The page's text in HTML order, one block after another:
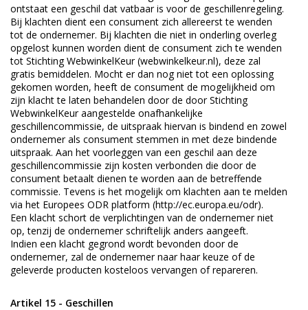
ontstaat een geschil dat vatbaar is voor de geschillenregeling.
Bij klachten dient een consument zich allereerst te wenden
tot de ondernemer. Bij klachten die niet in onderling overleg
opgelost kunnen worden dient de consument zich te wenden
tot Stichting WebwinkelKeur (webwinkelkeur.nl), deze zal
gratis bemiddelen. Mocht er dan nog niet tot een oplossing
gekomen worden, heeft de consument de mogelijkheid om
zijn klacht te laten behandelen door de door Stichting
WebwinkelKeur aangestelde onafhankelijke
geschillencommissie, de uitspraak hiervan is bindend en zowel
ondernemer als consument stemmen in met deze bindende
uitspraak. Aan het voorleggen van een geschil aan deze
geschillencommissie zijn kosten verbonden die door de
consument betaalt dienen te worden aan de betreffende
commissie. Tevens is het mogelijk om klachten aan te melden
via het Europees ODR platform (http://ec.europa.eu/odr).
Een klacht schort de verplichtingen van de ondernemer niet
op, tenzij de ondernemer schriftelijk anders aangeeft.
Indien een klacht gegrond wordt bevonden door de
ondernemer, zal de ondernemer naar haar keuze of de
geleverde producten kosteloos vervangen of repareren.
Artikel 15 - Geschillen